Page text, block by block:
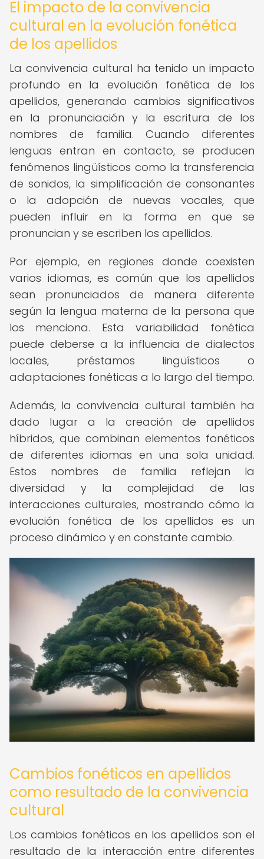
El impacto de la convivencia
cultural en la evolución fonética
de los apellidos
La convivencia cultural ha tenido un impacto
profundo en la evolución fonética de los
apellidos, generando cambios significativos
en la pronunciación y la escritura de los
nombres de familia. Cuando diferentes
lenguas entran en contacto, se producen
fenómenos lingüísticos como la transferencia
de sonidos, la simplificación de consonantes
o la adopción de nuevas vocales, que
pueden influir en la forma en que se
pronuncian y se escriben los apellidos.
Por ejemplo, en regiones donde coexisten
varios idiomas, es común que los apellidos
sean pronunciados de manera diferente
según la lengua materna de la persona que
los menciona. Esta variabilidad fonética
puede deberse a la influencia de dialectos
locales, préstamos lingüísticos o
adaptaciones fonéticas a lo largo del tiempo.
Además, la convivencia cultural también ha
dado lugar a la creación de apellidos
híbridos, que combinan elementos fonéticos
de diferentes idiomas en una sola unidad.
Estos nombres de familia reflejan la
diversidad y la complejidad de las
interacciones culturales, mostrando cómo la
evolución fonética de los apellidos es un
proceso dinámico y en constante cambio.
Cambios fonéticos en apellidos
como resultado de la convivencia
cultural
Los cambios fonéticos en los apellidos son el
resultado de la interacción entre diferentes